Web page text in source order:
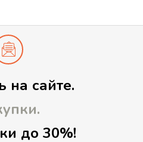
на сайте.
до 30%!